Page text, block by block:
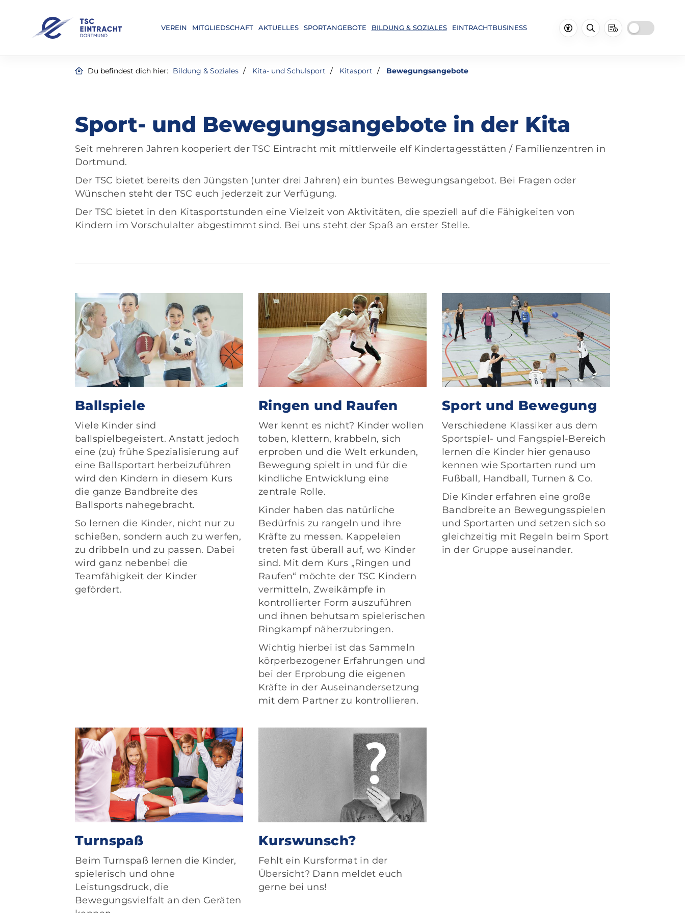
VEREIN MITGLIEDSCHAFT AKTUELLES SPORTANGEBOTE BILDUNG & SOZIALES EINTRACHTBUSINESS
Du befindest dich hier: Bildung & Soziales Kita- und Schulsport Kitasport Bewegungsangebote
Sport- und Bewegungsangebote in der Kita
Seit mehreren Jahren kooperiert der TSC Eintracht mit mittlerweile elf Kindertagesstätten / Familienzentren in
Dortmund.
Der TSC bietet bereits den Jüngsten (unter drei Jahren) ein buntes Bewegungsangebot. Bei Fragen oder
Wünschen steht der TSC euch jederzeit zur Verfügung.
Der TSC bietet in den Kitasportstunden eine Vielzeit von Aktivitäten, die speziell auf die Fähigkeiten von
Kindern im Vorschulalter abgestimmt sind. Bei uns steht der Spaß an erster Stelle.
Ballspiele
Viele Kinder sind
ballspielbegeistert. Anstatt jedoch
eine (zu) frühe Spezialisierung auf
eine Ballsportart herbeizuführen
wird den Kindern in diesem Kurs
die ganze Bandbreite des
Ballsports nahegebracht.
So lernen die Kinder, nicht nur zu
schießen, sondern auch zu werfen,
zu dribbeln und zu passen. Dabei
wird ganz nebenbei die
Teamfähigkeit der Kinder
gefördert.
Ringen und Raufen
Wer kennt es nicht? Kinder wollen
toben, klettern, krabbeln, sich
erproben und die Welt erkunden,
Bewegung spielt in und für die
kindliche Entwicklung eine
zentrale Rolle.
Kinder haben das natürliche
Bedürfnis zu rangeln und ihre
Kräfte zu messen. Kappeleien
treten fast überall auf, wo Kinder
sind. Mit dem Kurs „Ringen und
Raufen“ möchte der TSC Kindern
vermitteln, Zweikämpfe in
kontrollierter Form auszuführen
und ihnen behutsam spielerischen
Ringkampf näherzubringen.
Wichtig hierbei ist das Sammeln
körperbezogener Erfahrungen und
bei der Erprobung die eigenen
Kräfte in der Auseinandersetzung
mit dem Partner zu kontrollieren.
Sport und Bewegung
Verschiedene Klassiker aus dem
Sportspiel- und Fangspiel-Bereich
lernen die Kinder hier genauso
kennen wie Sportarten rund um
Fußball, Handball, Turnen & Co.
Die Kinder erfahren eine große
Bandbreite an Bewegungsspielen
und Sportarten und setzen sich so
gleichzeitig mit Regeln beim Sport
in der Gruppe auseinander.
Turnspaß
Beim Turnspaß lernen die Kinder,
spielerisch und ohne
Leistungsdruck, die
Bewegungsvielfalt an den Geräten
Kurswunsch?
Fehlt ein Kursformat in der
Übersicht? Dann meldet euch
gerne bei uns!